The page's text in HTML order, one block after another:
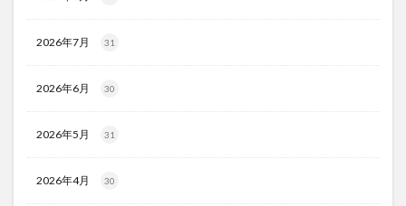
2026年7月 31
2026年6月 30
2026年5月 31
2026年4月 30